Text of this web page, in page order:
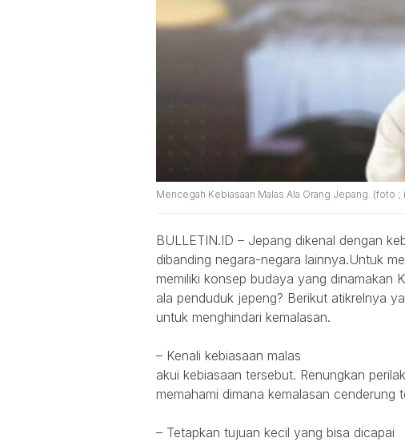
Mencegah Kebiasaan Malas Ala Orang Jepang. (foto ;
BULLETIN.ID – Jepang dikenal dengan
dibanding negara-negara lainnya.Untuk
memiliki konsep budaya yang dinamakan
ala penduduk jepeng? Berikut atikrelnya
untuk menghindari kemalasan.
– Kenali kebiasaan malas
akui kebiasaan tersebut. Renungkan
memahami dimana kemalasan cenderung
– Tetapkan tujuan kecil yang bisa dicapai